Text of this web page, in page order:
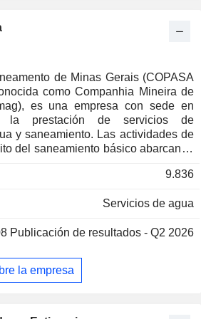
de Minas Gerais (COPASA
como Companhia Mineira de
es una empresa con sede en
la prestación de servicios de
y saneamiento. Las actividades de
del saneamiento básico abarcan el
suministro de agua potable, la
El segmento de Abastecimiento
agua potable a los
del consumo. El segmento de
en la recogida, el transporte y el
9.836
Servicios de agua
Publicación de resultados - Q2 2026
la empresa